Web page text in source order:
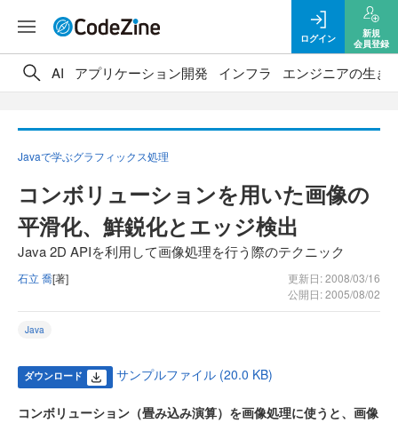
ログイン
新規
会員登録
AI アプリケーション開発 インフラ エンジニアの生き
Javaで学ぶグラフィックス処理
コンボリューションを用いた画像の
平滑化、鮮鋭化とエッジ検出
Java 2D APIを利用して画像処理を行う際のテクニック
石立 喬[著]
更新日: 2008/03/16
公開日: 2005/08/02
Java
ダウンロード サンプルファイル (20.0 KB)
コンボリューション（畳み込み演算）を画像処理に使うと、画像